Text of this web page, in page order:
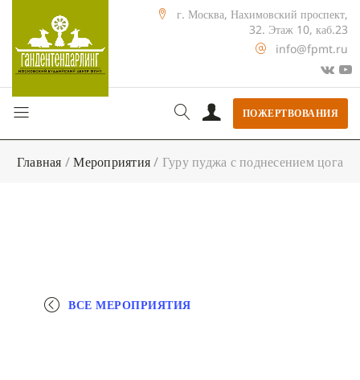
г. Москва, Нахимовский проспект,
32. Этаж 10, каб.23
info@fpmt.ru
ПОЖЕРТВОВАНИЯ
Главная /Мероприятия/ Гуру пуджа с поднесением цога
ВСЕ МЕРОПРИЯТИЯ